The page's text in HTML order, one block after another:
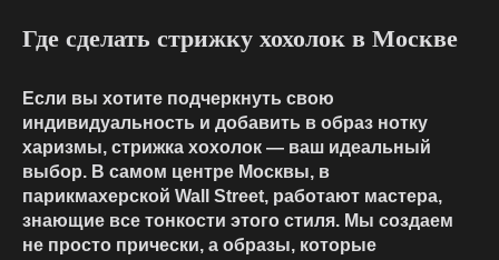
Где сделать стрижку хохолок в Москве
Если вы хотите подчеркнуть свою
индивидуальность и добавить в образ нотку
харизмы, стрижка хохолок — ваш идеальный
выбор. В самом центре Москвы, в
парикмахерской Wall Street, работают мастера,
знающие все тонкости этого стиля. Мы создаем
не просто прически, а образы, которые